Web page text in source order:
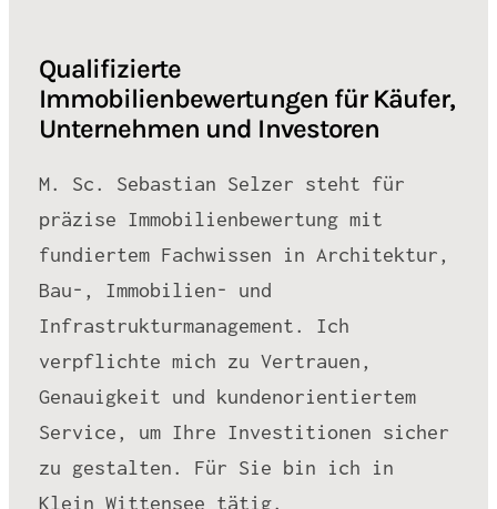
Qualifizierte
Immobilienbewertungen für Käufer,
Unternehmen und Investoren
M. Sc. Sebastian Selzer steht für
präzise Immobilienbewertung mit
fundiertem Fachwissen in Architektur,
Bau-, Immobilien- und
Infrastrukturmanagement. Ich
verpflichte mich zu Vertrauen,
Genauigkeit und kundenorientiertem
Service, um Ihre Investitionen sicher
zu gestalten. Für Sie bin ich in
Klein Wittensee tätig.